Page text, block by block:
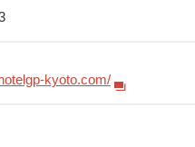
kyoto.com/